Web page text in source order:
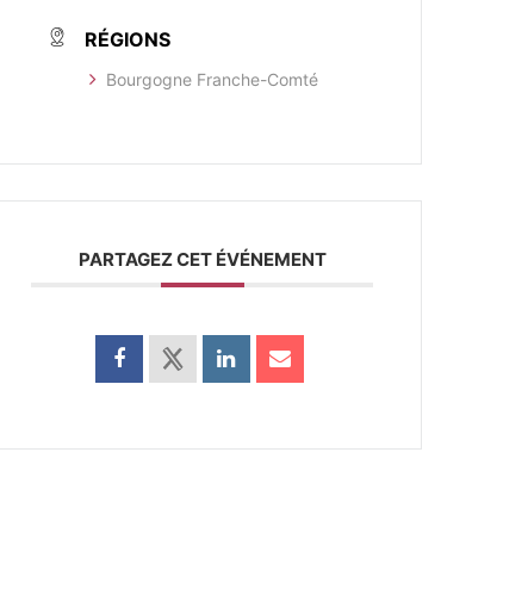
RÉGIONS
Bourgogne Franche-Comté
PARTAGEZ CET ÉVÉNEMENT